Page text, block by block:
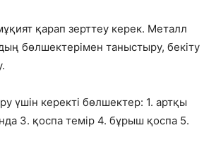
қарап зерттеу керек. Металл
бөлшектерімен таныстыру, бекіту
үшін керекті бөлшектер: 1. артқы
3. қоспа темір 4. бұрыш қоспа 5.